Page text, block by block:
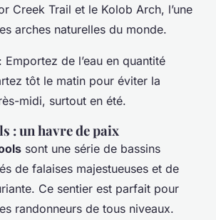
Creek Trail et le Kolob Arch, l’une
arches naturelles du monde.
: Emportez de l’eau en quantité
tôt le matin pour éviter la
midi, surtout en été.
: un havre de paix
sont une série de bassins
de falaises majestueuses et de
Ce sentier est parfait pour
randonneurs de tous niveaux.